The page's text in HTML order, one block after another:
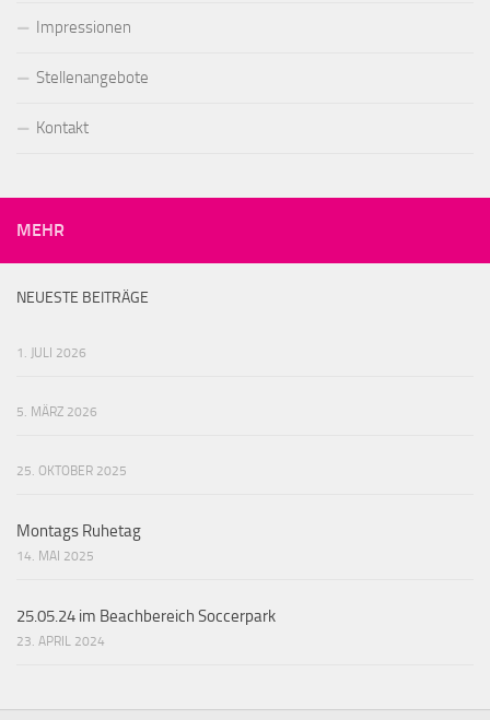
Impressionen
Stellenangebote
Kontakt
MEHR
NEUESTE BEITRÄGE
1. JULI 2026
5. MÄRZ 2026
25. OKTOBER 2025
Montags Ruhetag
14. MAI 2025
25.05.24 im Beachbereich Soccerpark
23. APRIL 2024